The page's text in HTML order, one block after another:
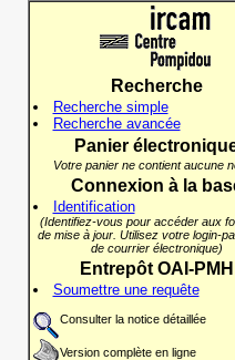
Recherche
Recherche simple
Recherche avancée
Panier
Votre panier ne contient aucune
Connexion à la
Identification
(Identifiez-vous pour accéder aux
de mise à jour. Utilisez votre login-
de courrier électronique)
Entrepôt OAI-PMH
Soumettre une requête
Consulter la notice détaillée
Version complète en ligne